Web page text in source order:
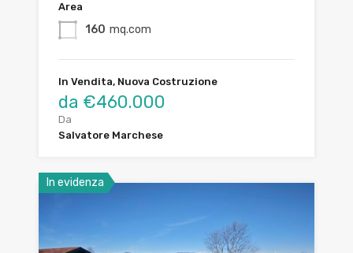
Area
160 mq.com
In Vendita, Nuova Costruzione
da €460.000
Da
Salvatore Marchese
In evidenza